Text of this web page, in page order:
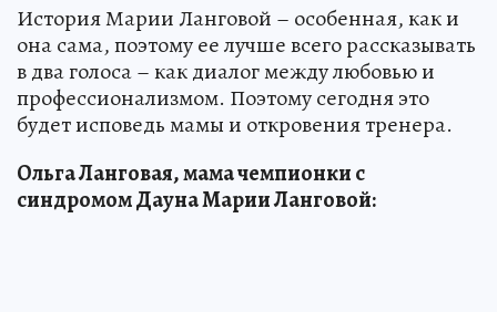
История Марии Ланговой – особенная, как и
она сама, поэтому ее лучше всего рассказывать
в два голоса – как диалог между любовью и
профессионализмом. Поэтому сегодня это
будет исповедь мамы и откровения тренера.
Ольга Ланговая, мама чемпионки с
синдромом Дауна Марии Ланговой: